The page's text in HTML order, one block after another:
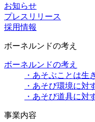
お知らせ
プレスリリース
採用情報
ボーネルンドの考え
ボーネルンドの考え
・あそぶことは生
・あそび環境に対
・あそび道具に対
事業内容